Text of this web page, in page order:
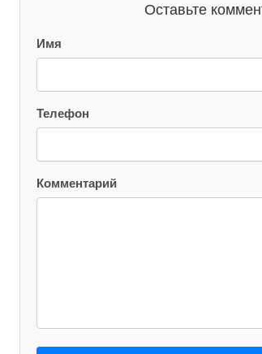
Оставьте
Имя
Телефон
Комментарий